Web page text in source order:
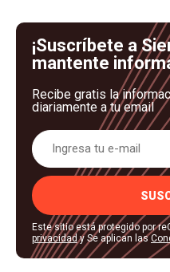
¡Suscríbete a
mantente
Recibe gratis la
diariamente a tu email
Este sitio está protegido por
privacidady Se aplican las